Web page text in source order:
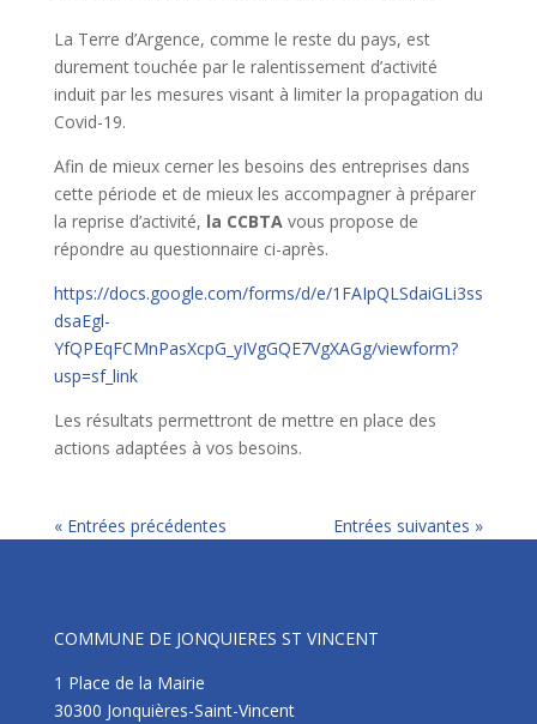
La Terre d’Argence, comme le reste du pays, est
durement touchée par le ralentissement d’activité
induit par les mesures visant à limiter la propagation du
Covid-19.
Afin de mieux cerner les besoins des entreprises dans
cette période et de mieux les accompagner à préparer
la reprise d’activité, la CCBTAvous propose de
répondre au questionnaire ci-après.
https://docs.google.com/forms/d/e/1FAIpQLSdaiGLi3ss
dsaEgl-
YfQPEqFCMnPasXcpG_yIVgGQE7VgXAGg/viewform?
usp=sf_link
Les résultats permettront de mettre en place des
actions adaptées à vos besoins.
« Entrées précédentes Entrées suivantes »
COMMUNE DE JONQUIERES ST VINCENT
1 Place de la Mairie
30300 Jonquières-Saint-Vincent